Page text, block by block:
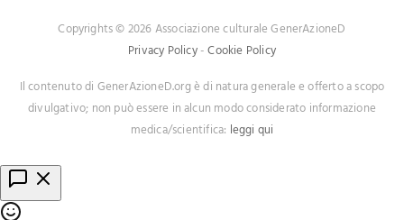
Copyrights © 2026 Associazione culturale GenerAzioneD
Privacy Policy-Cookie Policy
Il contenuto di GenerAzioneD.org è di natura generale e offerto a scopo
divulgativo; non può essere in alcun modo considerato informazione
medica/scientifica: leggi qui